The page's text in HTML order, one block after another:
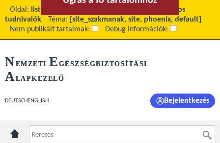
Oldal: list
Alkalmazásokkal kapcsolatos
tudnivalók
Téma:
[site_szakmanak, site, phoenix, default]
Nem publikált tartalmak:
Debug információk:
NEMZETI E GÉSZSÉGBIZTOSÍTÁSI
ALAPKEZELŐ
DEUTSCH ENGLISH Bejelentkezés